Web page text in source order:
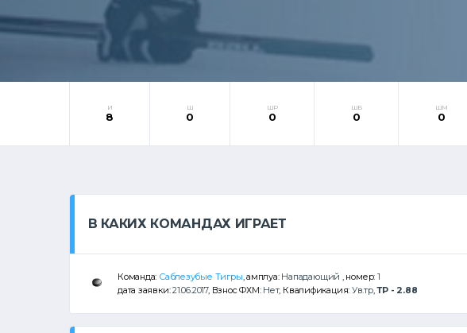
И
8
Ш
0
ШР
0
ШБ
0
ШМ
0
В КАКИХ КОМАНДАХ ИГРАЕТ
Команда: Саблезубые Тигры, амплуа: Нападающий , номер: 1
дата заявки:21.06.2017, Взнос ФХМ: Нет, Квалификация: Ув.тр,ТР - 2.88